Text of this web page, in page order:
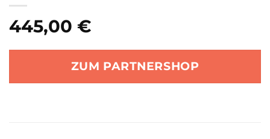
445,00 €
ZUM PARTNERSHOP